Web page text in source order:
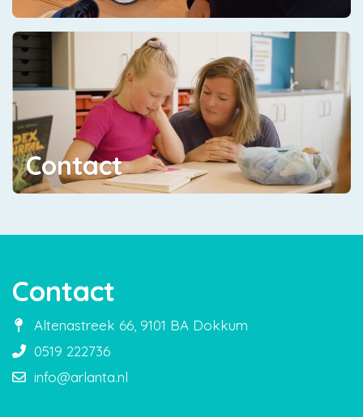
Contact
Contact
Altenastreek 66, 9101 BA Dokkum
0519 222736
info@arlanta.nl